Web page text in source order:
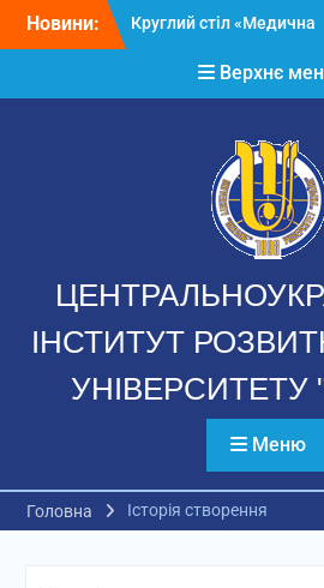
Новини:
Круглий стіл «Медична
Кіровоградському
інституті розвитку
І Всеукраїнська науково
практична конференція
«ЗДОРОВ’Я І
СУСПІЛЬСТВО»
Екскурсія до музею АТО
Верхнє
ІНСТИТУТ
УНІВЕРСИТЕТУ
Меню
Головна Історія створення